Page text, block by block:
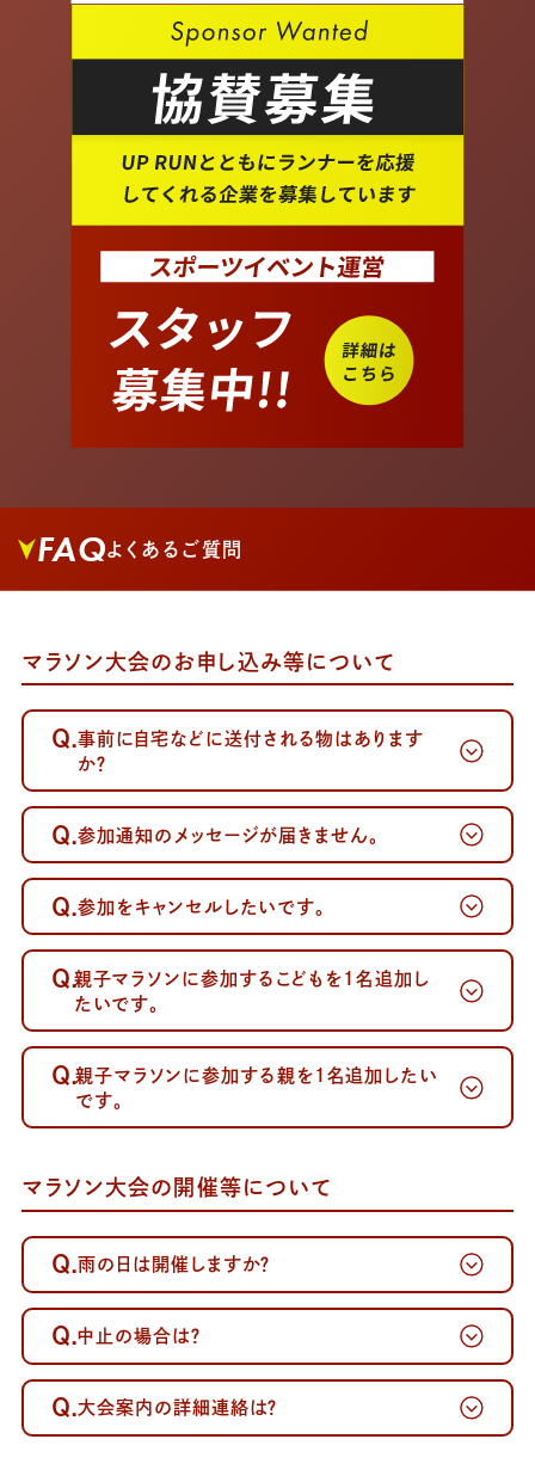
FAQよくあるご質問
マラソン大会のお申し込み等について
Q.事前に自宅などに送付される物はあります
か？
Q.参加通知のメッセージが届きません。
が届かない方へ～
Q.参加をキャンセルしたいです。
Q.親子マラソンに参加するこどもを1名追加し
たいです。
Q.親子マラソンに参加する親を1名追加したい
です。
マラソン大会の開催等について
Q.雨の日は開催しますか？
Q.中止の場合は？
Q.大会案内の詳細連絡は？